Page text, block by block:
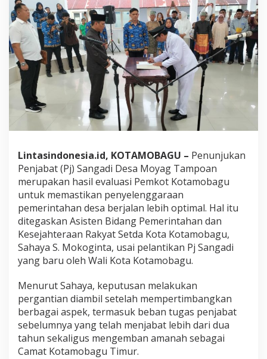
a
P
j
S
a
n
g
a
M
o
g
T
a
p
o
a
n
a
s
l
E
a
l
u
Lintasindonesia.id, KOTAMOBAGU – Penunjukan
Penjabat (Pj) Sangadi Desa Moyag Tampoan
merupakan hasil evaluasi Pemkot Kotamobagu
untuk memastikan penyelenggaraan
pemerintahan desa berjalan lebih optimal. Hal itu
ditegaskan Asisten Bidang Pemerintahan dan
Kesejahteraan Rakyat Setda Kota Kotamobagu,
Sahaya S. Mokoginta, usai pelantikan Pj Sangadi
yang baru oleh Wali Kota Kotamobagu.
Menurut Sahaya, keputusan melakukan
pergantian diambil setelah mempertimbangkan
berbagai aspek, termasuk beban tugas penjabat
sebelumnya yang telah menjabat lebih dari dua
tahun sekaligus mengemban amanah sebagai
Camat Kotamobagu Timur.